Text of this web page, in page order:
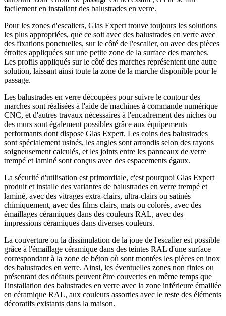
facilement en installant des balustrades en verre.
Pour les zones d'escaliers, Glas Expert trouve toujours les solutions
les plus appropriées, que ce soit avec des balustrades en verre avec
des fixations ponctuelles, sur le côté de l'escalier, ou avec des pièces
étroites appliquées sur une petite zone de la surface des marches.
Les profils appliqués sur le côté des marches représentent une autre
solution, laissant ainsi toute la zone de la marche disponible pour le
passage.
Les balustrades en verre découpées pour suivre le contour des
marches sont réalisées à l'aide de machines à commande numérique
CNC, et d'autres travaux nécessaires à l'encadrement des niches ou
des murs sont également possibles grâce aux équipements
performants dont dispose Glas Expert. Les coins des balustrades
sont spécialement usinés, les angles sont arrondis selon des rayons
soigneusement calculés, et les joints entre les panneaux de verre
trempé et laminé sont conçus avec des espacements égaux.
La sécurité d'utilisation est primordiale, c'est pourquoi Glas Expert
produit et installe des variantes de balustrades en verre trempé et
laminé, avec des vitrages extra-clairs, ultra-clairs ou satinés
chimiquement, avec des films clairs, mats ou colorés, avec des
émaillages céramiques dans des couleurs RAL, avec des
impressions céramiques dans diverses couleurs.
La couverture ou la dissimulation de la joue de l'escalier est possible
grâce à l'émaillage céramique dans des teintes RAL d'une surface
correspondant à la zone de béton où sont montées les pièces en inox
des balustrades en verre. Ainsi, les éventuelles zones non finies ou
présentant des défauts peuvent être couvertes en même temps que
l'installation des balustrades en verre avec la zone inférieure émaillée
en céramique RAL, aux couleurs assorties avec le reste des éléments
décoratifs existants dans la maison.